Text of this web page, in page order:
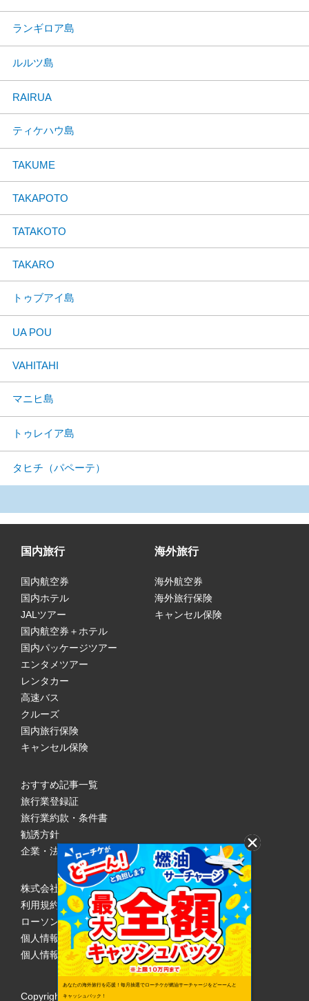
ランギロア島
ルルツ島
RAIRUA
ティケハウ島
TAKUME
TAKAPOTO
TATAKOTO
TAKARO
トゥブアイ島
UA POU
VAHITAHI
マニヒ島
トゥレイア島
タヒチ（パペーテ）
国内旅行
国内航空券
国内ホテル
JALツアー
国内航空券＋ホテル
国内パッケージツアー
エンタメツアー
レンタカー
高速バス
クルーズ
国内旅行保険
キャンセル保険
海外旅行
海外航空券
海外旅行保険
キャンセル保険
おすすめ記事一覧
旅行業登録証
旅行業約款・条件書
勧誘方針
企業・法人のみなさまへ
株式会社ローソンエンタテインメント
利用規約
ローソンWEB会員規約
個人情報の取り扱いについて
個人情報保護方針
Copyright © 1998 Lawson Entertainment, Inc.
あなたの海外旅行を応援！毎月抽選でローチケが燃油サーチャージをどーーんと
キャッシュバック！